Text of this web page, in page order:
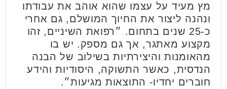
מץ מעיד על עצמו שהוא אוהב את עבודתו
ונהנה ליצור את החיוך המושלם, גם אחרי
כ-25 שנים בתחום. ״רפואת השיניים, זהו
מקצוע מאתגר, אך גם מספק. יש בו
מהאומנות והיצירתיות בשילוב של הבנה
הנדסית, כאשר התשוקה, היסודיות והידע
חוברים יחדיו- התוצאות מגיעות״.